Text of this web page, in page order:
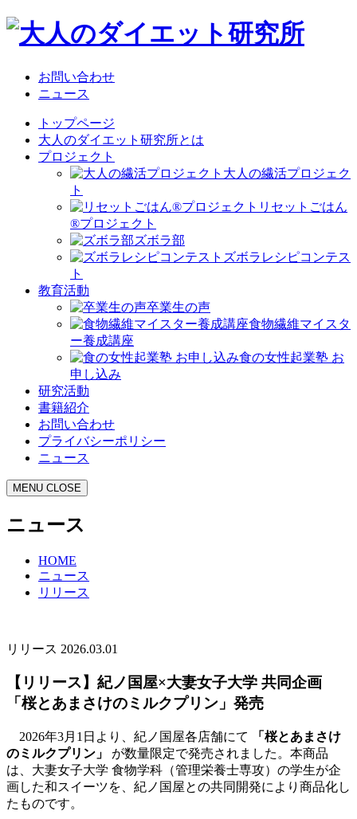
お問い合わせ
ニュース
トップページ
大人のダイエット研究所とは
プロジェクト
大人の繊活プロジェク
ト
リセットごはん
®プロジェクト
ズボラ部
ズボラレシピコンテス
ト
教育活動
卒業生の声
食物繊維マイスタ
ー養成講座
食の女性起業塾 お
申し込み
研究活動
書籍紹介
お問い合わせ
プライバシーポリシー
ニュース
MENU CLOSE
ニュース
HOME
ニュース
リリース
リリース 2026.03.01
【リリース】紀ノ国屋×大妻女子大学 共同企画
「桜とあまさけのミルクプリン」発売
2026年3月1日より、紀ノ国屋各店舗にて
「桜とあまさけ
のミルクプリン」
が数量限定で発売されました。本商品
は、大妻女子大学 食物学科（管理栄養士専攻）の学生が企
画した和スイーツを、紀ノ国屋との共同開発により商品化し
たものです。